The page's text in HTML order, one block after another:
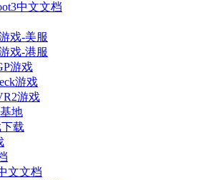
中文文档
戏-美服
戏-港服
游戏
游戏
游戏
地
载
文文档